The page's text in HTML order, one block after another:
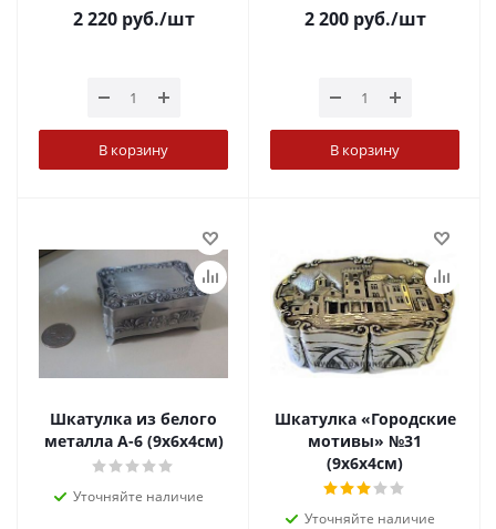
2 220руб./шт
В корзину
2 200руб./шт
В корзину
Шкатулка из белого
металла А-6 (9х6х4см)
Уточняйте наличие
Шкатулка «Городские
мотивы» №31
(9х6х4см)
Уточняйте наличие